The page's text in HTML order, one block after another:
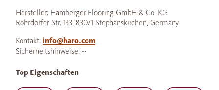
Hersteller: Hamberger Flooring GmbH & Co. KG
Rohrdorfer Str. 133, 83071 Stephanskirchen, Germany
Kontakt: info@haro.com
Sicherheitshinweise: --
Top Eigenschaften